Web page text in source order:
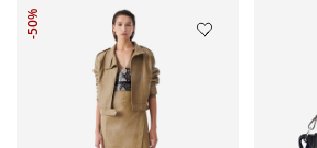
-50%